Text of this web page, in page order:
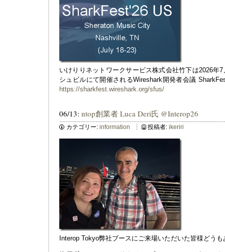
いけりりネットワークサービス株式会社竹下は2026年7
シュビルにて開催されるWireshark開発者会議
https://sharkfest.wireshark.org/sfus/
06/13: ntop創業者 Luca Deri氏 @Interop26
カテゴリー: information 投稿者: ikeriri
Interop Tokyo弊社ブースにご来場いただいた皆様どう